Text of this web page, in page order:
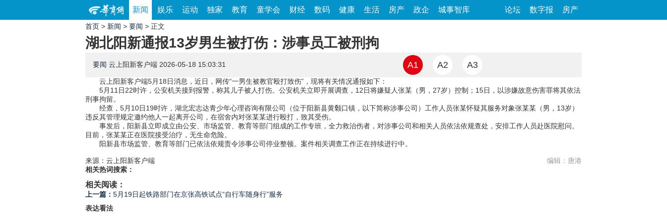
新闻 娱乐 运动 独家 教育 童学会 财经 数码 健康 生活 房产 政企 城事智库 论坛 数字报 房产
首页 > 新闻 > 要闻 > 正文
湖北阳新通报13岁男生被打伤：涉事员工被刑拘
要闻 云上阳新客户端 2026-05-18 15:03:31 A1 A2 A3
云上阳新客户端5月18日消息，近日，网传“一男生被教官殴打致伤”，现将有关情况通报如下：
5月11日22时许，公安机关接到报警，称其儿子被人打伤。公安机关立即开展调查，12日将嫌疑人张某（男，27岁）控制；15日，以涉嫌故意伤害罪将其依法
刑事拘留。
经查，5月10日19时许，湖北宏志达青少年心理咨询有限公司（位于阳新县黄颡口镇，以下简称涉事公司）工作人员张某怀疑其服务对象张某某（男，13岁）
违反其管理规定邀约他人一起离开公司，在宿舍内对张某某进行殴打，致其受伤。
事发后，阳新县立即成立由公安、市场监管、教育等部门组成的工作专班，全力救治伤者，对涉事公司和相关人员依法依规查处，安排工作人员赴医院慰问。
目前，张某某正在医院接受治疗，无生命危险。
阳新县市场监管、教育等部门已依法依规责令涉事公司停业整顿。案件相关调查工作正在持续进行中。
来源：云上阳新客户端
编辑：唐港
相关热词搜索：
相关阅读：
上一篇： 5月19日起铁路部门在京张高铁试点“自行车随身行”服务
表达看法